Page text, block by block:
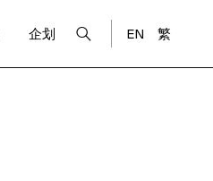
企划 EN 繁